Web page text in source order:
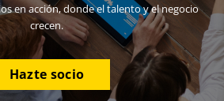
en acción, donde el talento y el negocio
crecen.
Hazte socio